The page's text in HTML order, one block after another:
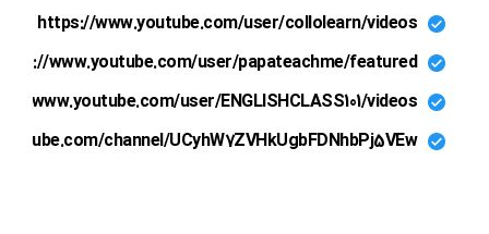
https://www.youtube.com/user/collolearn/videos
www.youtube.com/user/papateachme/featured
www.youtube.com/user/ENGLISHCLASS101/videos
channel/UCyhW7ZVHkUgbFDNhbPj5VEw